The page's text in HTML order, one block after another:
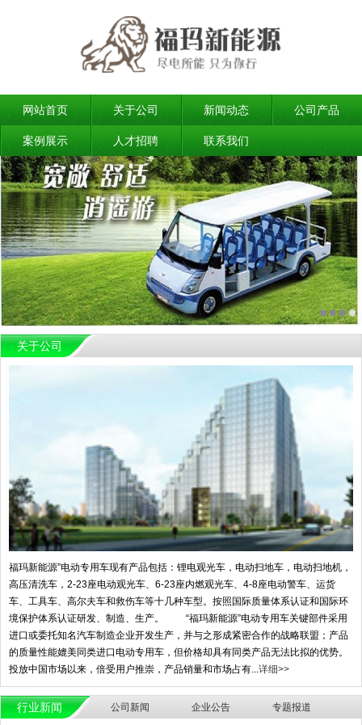
网站首页 关于公司 新闻动态 公司产品
案例展示 人才招聘 联系我们
关于公司
福玛新能源”电动专用车现有产品包括：锂电观光车，电动扫地车，电动扫地机，
高压清洗车，2-23座电动观光车、6-23座内燃观光车、4-8座电动警车、运货
车、工具车、高尔夫车和救伤车等十几种车型。按照国际质量体系认证和国际环
境保护体系认证研发、制造、生产。 “福玛新能源”电动专用车关键部件采用
进口或委托知名汽车制造企业开发生产，并与之形成紧密合作的战略联盟；产品
的质量性能媲美同类进口电动专用车，但价格却具有同类产品无法比拟的优势。
投放中国市场以来，倍受用户推崇，产品销量和市场占有...详细>>
行业新闻 公司新闻 企业公告 专题报道